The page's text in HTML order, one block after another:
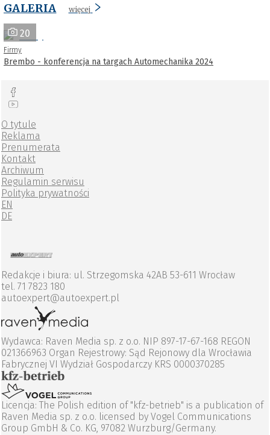
GALERIA więcej
20
Firmy
Brembo - konferencja na targach Automechanika 2024
O tytule
Reklama
Prenumerata
Kontakt
Archiwum
Regulamin serwisu
Polityka prywatności
EN
DE
Redakcje i biura: ul. Strzegomska 42AB 53-611 Wrocław
tel. 71 7823 180
autoexpert@autoexpert.pl
Wydawca: Raven Media sp. z o.o. NIP 897-17-67-168 REGON
021366963 Organ Rejestrowy: Sąd Rejonowy dla Wrocławia
Fabrycznej VI Wydział Gospodarczy KRS 0000370285
Licencja: The Polish edition of "kfz-betrieb" is a publication of
Raven Media sp. z o.o. licensed by Vogel Communications
Group GmbH & Co. KG, 97082 Wurzburg/Germany.